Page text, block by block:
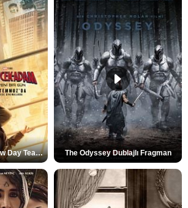
Spider-Man: Brand New Day Teaser The Odyssey Dublajlı Fragman